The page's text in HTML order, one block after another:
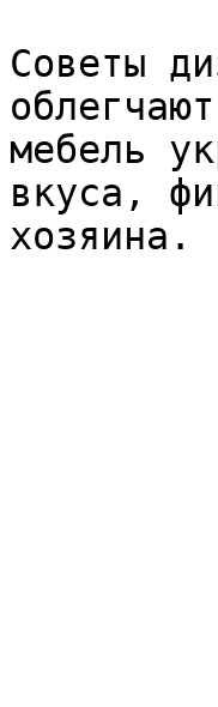
Советы
мебель
вкуса,
хозяина.